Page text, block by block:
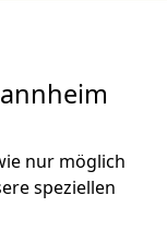
nur möglich
speziellen